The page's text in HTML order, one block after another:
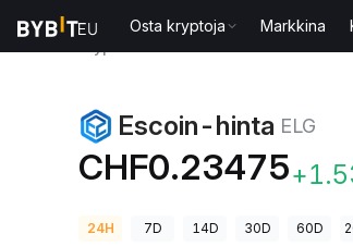
Osta kryptoja Markkina
Escoin-hinta ELG
CHF0.23475
24H 7D 14D 30D 60D